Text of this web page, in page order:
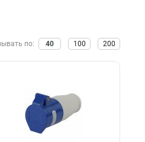
по: 40 100 200